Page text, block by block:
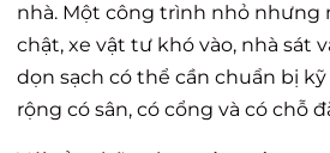
nhà. Một công trình nhỏ nhưng
chật, xe vật tư khó vào, nhà sát
dọn sạch có thể cần chuẩn bị
rộng có sân, có cổng và có chỗ